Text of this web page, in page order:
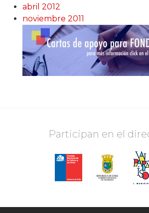
abril 2012
noviembre 2011
Participan en el